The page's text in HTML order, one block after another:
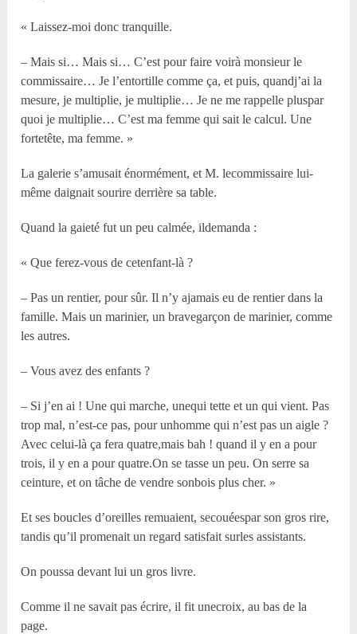
« Laissez-moi donc tranquille.
– Mais si… Mais si… C’est pour faire voirà monsieur le
commissaire… Je l’entortille comme ça, et puis, quandj’ai la
mesure, je multiplie, je multiplie… Je ne me rappelle pluspar
quoi je multiplie… C’est ma femme qui sait le calcul. Une
fortetête, ma femme. »
La galerie s’amusait énormément, et M. lecommissaire lui-
même daignait sourire derrière sa table.
Quand la gaieté fut un peu calmée, ildemanda :
« Que ferez-vous de cetenfant-là ?
– Pas un rentier, pour sûr. Il n’y ajamais eu de rentier dans la
famille. Mais un marinier, un bravegarçon de marinier, comme
les autres.
– Vous avez des enfants ?
– Si j’en ai ! Une qui marche, unequi tette et un qui vient. Pas
trop mal, n’est-ce pas, pour unhomme qui n’est pas un aigle ?
Avec celui-là ça fera quatre,mais bah ! quand il y en a pour
trois, il y en a pour quatre.On se tasse un peu. On serre sa
ceinture, et on tâche de vendre sonbois plus cher. »
Et ses boucles d’oreilles remuaient, secouéespar son gros rire,
tandis qu’il promenait un regard satisfait surles assistants.
On poussa devant lui un gros livre.
Comme il ne savait pas écrire, il fit unecroix, au bas de la
page.